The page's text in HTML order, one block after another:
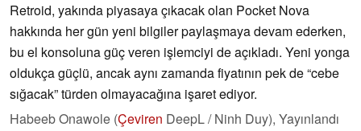
Retroid, yakında piyasaya çıkacak olan Pocket Nova
hakkında her gün yeni bilgiler paylaşmaya devam ederken,
bu el konsoluna güç veren işlemciyi de açıkladı. Yeni yonga
oldukça güçlü, ancak aynı zamanda fiyatının pek de “cebe
sığacak” türden olmayacağına işaret ediyor.
Habeeb Onawole (Çeviren DeepL / Ninh Duy), Yayınlandı